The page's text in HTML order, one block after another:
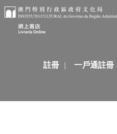
註冊 | 一戶通註冊